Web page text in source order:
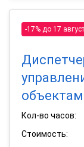
-17% до 17
Кол-во часов:
Стоимость: